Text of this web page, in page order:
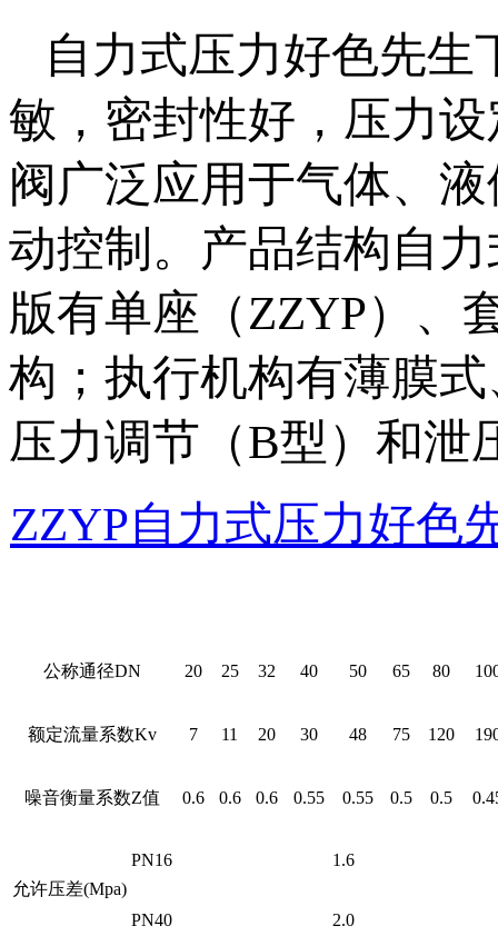
自力式压力好色先
敏，密封性好，压
阀广泛应用于气体、
动控制。产品结构
版有单座（ZZYP）
构；执行机构有薄膜式
压力调节（B型）和泄
ZZYP自力式压力好色
公称通径DN 20 25 32 40 50 65 80
额定流量系数Kv 7 11 20 30 48 75 120
噪音衡量系数Z值 0.6 0.6 0.6 0.55 0.55 0.5 0.5
允许压差(Mpa)
PN16 1.6
PN40 2.0